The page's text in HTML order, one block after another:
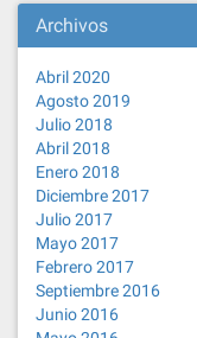
Archivos
Abril 2020
Agosto 2019
Julio 2018
Abril 2018
Enero 2018
Diciembre 2017
Julio 2017
Mayo 2017
Febrero 2017
Septiembre 2016
Junio 2016